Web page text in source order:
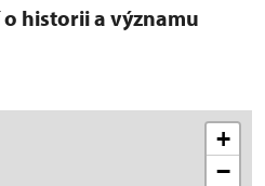
historii a významu
+
−